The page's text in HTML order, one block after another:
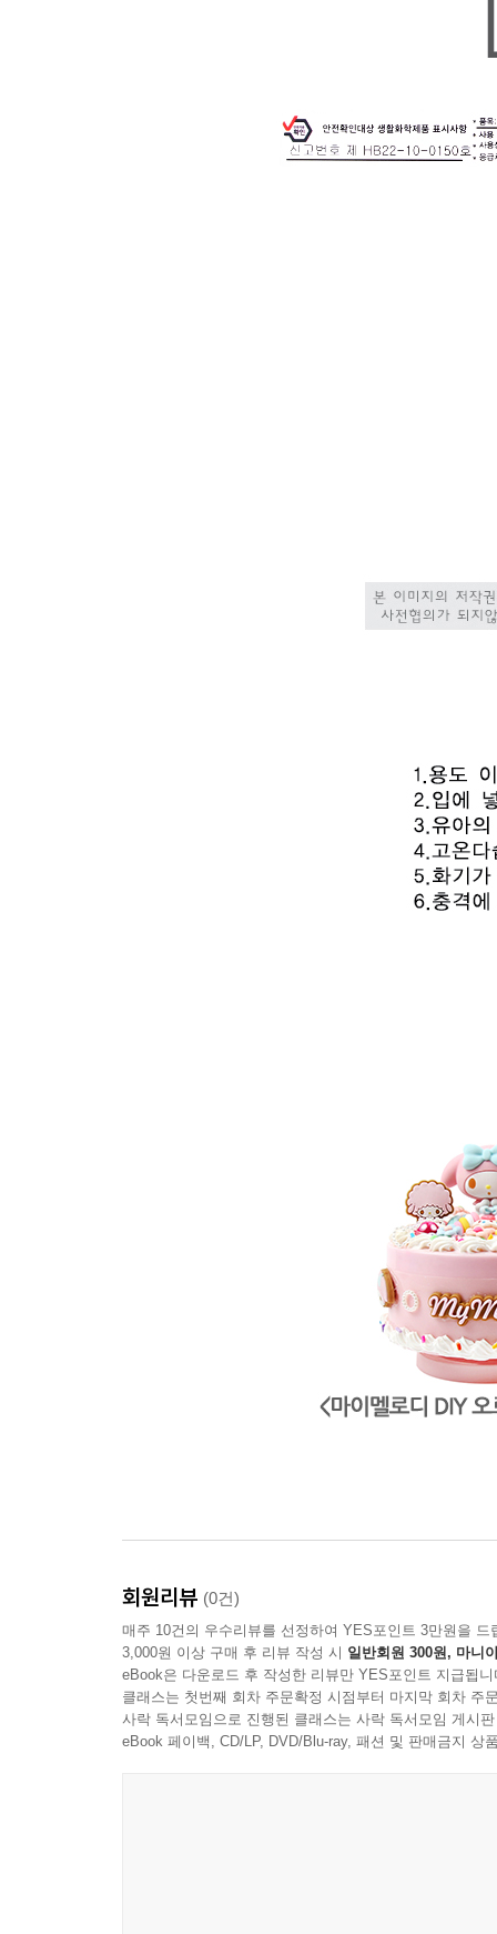
회원리뷰 (0건)
매주 10건의 우수리뷰를 선정하여 YES포인트 3만원을 드
3,000원 이상 구매 후 리뷰 작성 시 일반회원 300원, 마니
eBook은 다운로드 후 작성한 리뷰만 YES포인트 지급됩니
클래스는 첫번째 회차 주문확정 시점부터 마지막 회차 주
사락 독서모임으로 진행된 클래스는 사락 독서모임 게시
eBook 페이백, CD/LP, DVD/Blu-ray, 패션 및 판매금지 상